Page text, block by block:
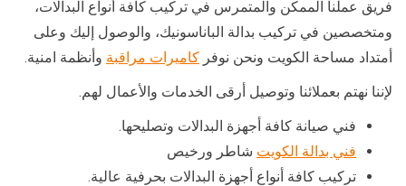
فريق عملنا الممكن والمتمرس في تركيب كافة أنواع البدالات،
ومتخصصين في تركيب بدالة الباناسونيك، والوصول إليك وعلى
أمتداد مساحة الكويت ونحن نوفر كاميرات مراقبة وأنظمة امنية.
لإننا نهتم بعملائنا وتوصيل أرقى الخدمات والأعمال لهم.
فني صيانة كافة أجهزة البدالات وتصليحها.
فني بدالة الكويت شاطر ورخيص
تركيب كافة أنواع أجهزة البدالات بحرفية عالية.